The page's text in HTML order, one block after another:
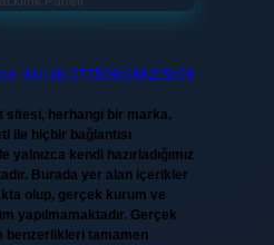
live:.cid.575569c608265c69
sitesi, herhangi bir marka,
ile hiçbir bağlantısı
yalnızca kendi hazırladığımız
Burada yer alan içerikler
olup, gerçek kurum ve
yapılmamaktadır. Gerçek
benzerlikleri tamamen